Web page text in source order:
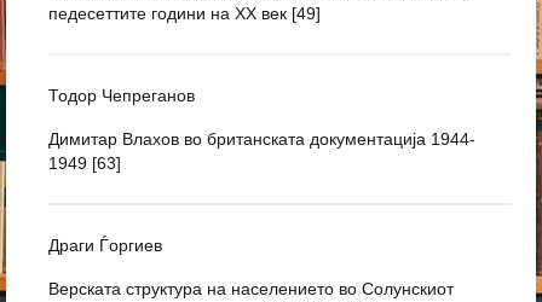
педесеттите години на XX век [49]
Тодор Чепреганов
Димитар Влахов во британската документација 1944-
1949 [63]
Драги Ѓоргиев
Верската структура на населението во Солунскиот